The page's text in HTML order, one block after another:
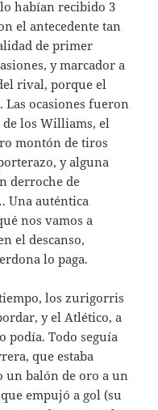
habían recibido 3
el antecedente tan
de primer
y marcador a
rival, porque el
Las ocasiones fueron
de los Williams, el
montón de tiros
y alguna
derroche de
Una auténtica
nos vamos a
el descanso,
lo paga.
los zurigorris
y el Atlético, a
podía. Todo seguía
que estaba
un balón de oro a un
empujó a gol (su